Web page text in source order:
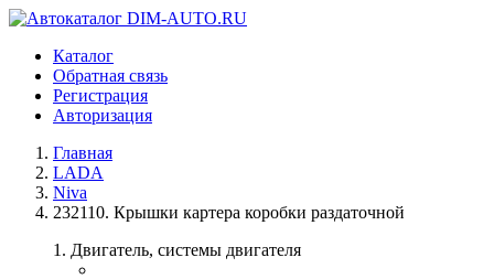
Каталог
Обратная связь
Регистрация
Авторизация
Главная
LADA
Niva
232110. Крышки картера коробки раздаточной
1. Двигатель, системы двигателя